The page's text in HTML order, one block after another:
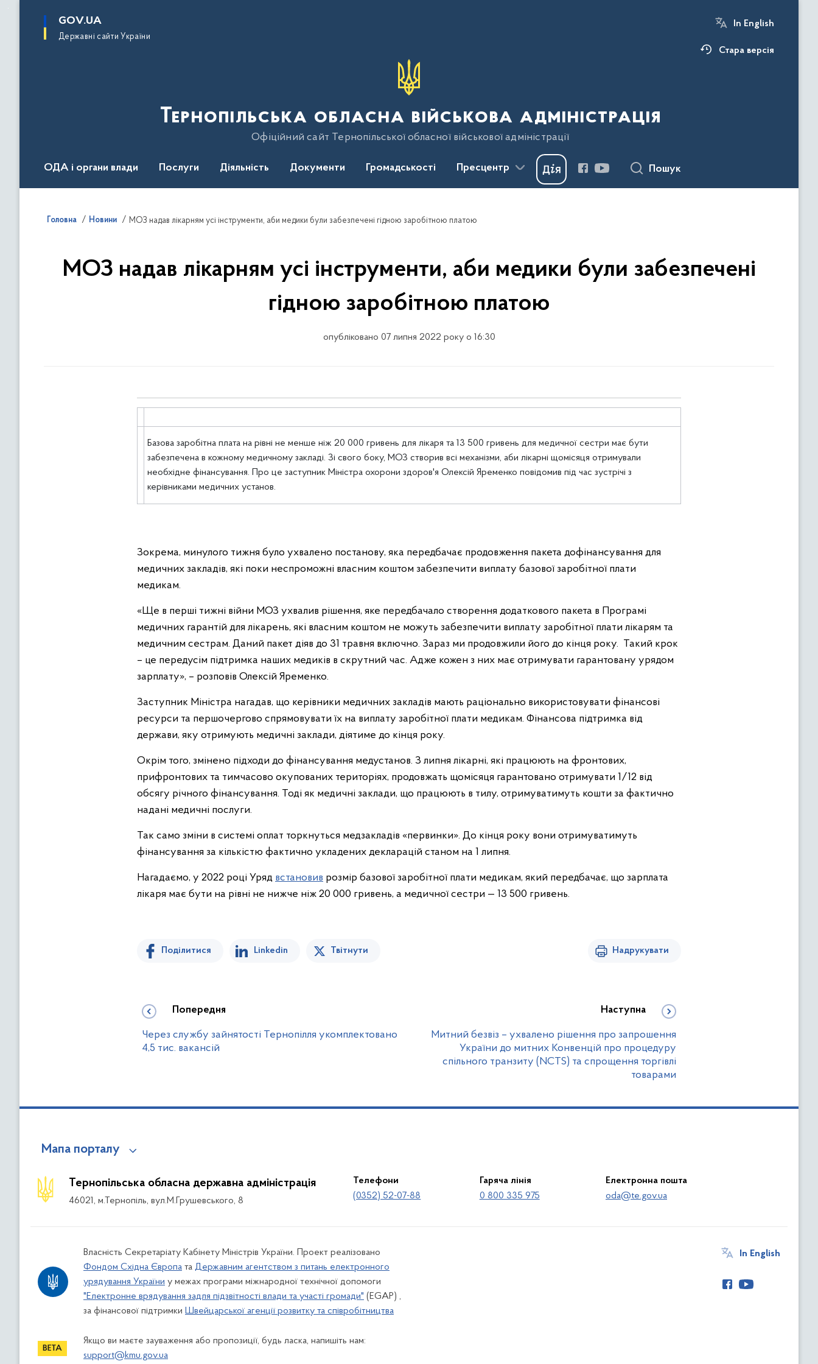
основного
GOV.UA
Державні сайти України
In English
Стара версія
Тернопільська обласна військова адміністрація
Офіційний сайт Тернопільської обласної військової адміністрації
ОДА і органи влади Послуги Діяльність Документи Громадськості Пресцентр Пошук
Головна Новини МОЗ надав лікарням усі інструменти, аби медики були забезпечені гідною заробітною платою
МОЗ надав лікарням усі інструменти, аби медики були забезпечені
гідною заробітною платою
опубліковано 07 липня 2022 року о 16:30
Базова заробітна плата на рівні не менше ніж 20 000 гривень для лікаря та 13 500 гривень для медичної сестри має бути
забезпечена в кожному медичному закладі. Зі свого боку, МОЗ створив всі механізми, аби лікарні щомісяця отримували
необхідне фінансування. Про це заступник Міністра охорони здоров'я Олексій Яременко повідомив під час зустрічі з
керівниками медичних установ.
Зокрема, минулого тижня було ухвалено постанову, яка передбачає продовження пакета дофінансування для
медичних закладів, які поки неспроможні власним коштом забезпечити виплату базової заробітної плати
медикам.
«Ще в перші тижні війни МОЗ ухвалив рішення, яке передбачало створення додаткового пакета в Програмі
медичних гарантій для лікарень, які власним коштом не можуть забезпечити виплату заробітної плати лікарям та
медичним сестрам. Даний пакет діяв до 31 травня включно. Зараз ми продовжили його до кінця року. Такий крок
– це передусім підтримка наших медиків в скрутний час. Адже кожен з них має отримувати гарантовану урядом
зарплату», – розповів Олексій Яременко.
Заступник Міністра нагадав, що керівники медичних закладів мають раціонально використовувати фінансові
ресурси та першочергово спрямовувати їх на виплату заробітної плати медикам. Фінансова підтримка від
держави, яку отримують медичні заклади, діятиме до кінця року.
Окрім того, змінено підходи до фінансування медустанов. З липня лікарні, які працюють на фронтових,
прифронтових та тимчасово окупованих територіях, продовжать щомісяця гарантовано отримувати 1/12 від
обсягу річного фінансування. Тоді як медичні заклади, що працюють в тилу, отримуватимуть кошти за фактично
надані медичні послуги.
Так само зміни в системі оплат торкнуться медзакладів «первинки». До кінця року вони отримуватимуть
фінансування за кількістю фактично укладених декларацій станом на 1 липня.
Нагадаємо, у 2022 році Уряд встановив розмір базової заробітної плати медикам, який передбачає, що зарплата
лікаря має бути на рівні не нижче ніж 20 000 гривень, а медичної сестри — 13 500 гривень.
Поділитися Linkedin Твітнути Надрукувати
Попередня
Через службу зайнятості Тернопілля укомплектовано
4,5 тис. вакансій
Наступна
Митний безвіз – ухвалено рішення про запрошення
України до митних Конвенцій про процедуру
спільного транзиту (NCTS) та спрощення торгівлі
товарами
Мапа порталу
Тернопільська обласна державна адміністрація
46021, м.Тернопіль, вул.М.Грушевського, 8
Телефони
(0352) 52-07-88
Гаряча лінія
0 800 335 975
Електронна пошта
oda@te.gov.ua
Власність Секретаріату Кабінету Міністрів України. Проект реалізовано
Фондом Східна Європа та Державним агентством з питань електронного
урядування України у межах програми міжнародної технічної допомоги
"Електронне врядування задля підзвітності влади та участі громади" (EGAP) ,
за фінансової підтримки Швейцарської агенції розвитку та співробітництва
Якщо ви маєте зауваження або пропозиції, будь ласка, напишіть нам:
support@kmu.gov.ua
In English